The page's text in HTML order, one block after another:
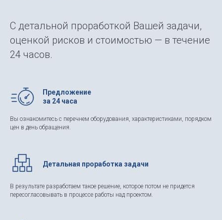
С детальной проработкой Вашей задачи,
оценкой рисков и стоимостью — в течение
24 часов.
Предложение
за 24 часа
Вы ознакомитесь с перечнем оборудования, характеристиками, порядком
цен в день обращения.
Детальная проработка задачи
В результате разработаем такое решение, которое потом не придется
пересогласовывать в процессе работы над проектом.